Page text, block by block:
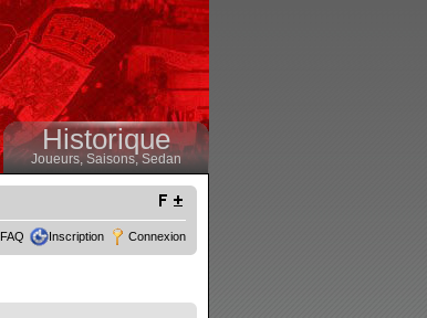
Historique
Joueurs, Saisons,Sedan
FAQ Inscription Connexion